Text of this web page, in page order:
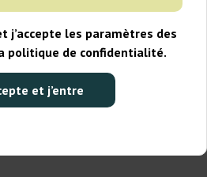
j’accepte les paramètres des
politique de confidentialité.
et j’entre